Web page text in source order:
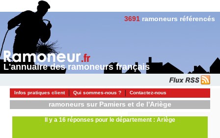
L'annuaire des ramoneurs français
3691 ramoneurs référencés
Infos pratiques client Qui sommes-nous ? Contactez-nous
ramoneurs sur Pamiers et de l'Ariège
Il y a 16 réponses pour le département : Ariège